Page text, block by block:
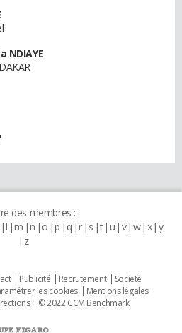
NDIAYE
des membres :
l m n o p q r s t u v w x y
z
Publicité Recrutement
Societé
les cookies
Mentions légales
© 2022 CCM Benchmark